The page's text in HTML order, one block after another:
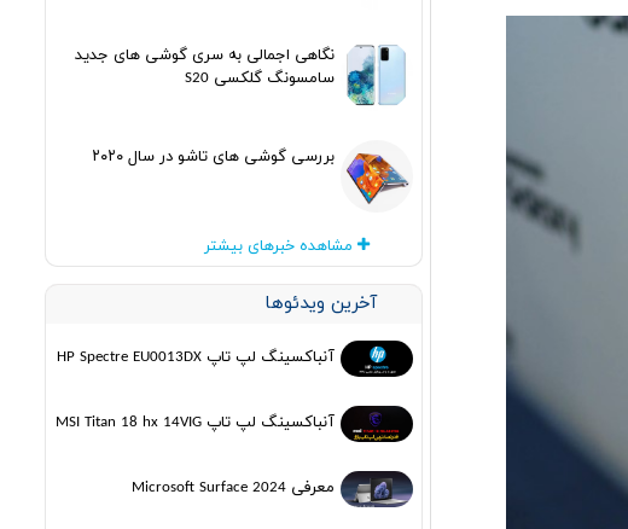
نگاهی اجمالی به سری گوشی های جدید
سامسونگ گلکسی S20
بررسی گوشی های تاشو در سال ۲۰۲۰
مشاهده خبرهای بیشتر
آخرین ویدئوها
آنباکسینگ لپ تاپ HP Spectre EU0013DX
آنباکسینگ لپ تاپ MSI Titan 18 hx 14VIG
معرفی Microsoft Surface 2024